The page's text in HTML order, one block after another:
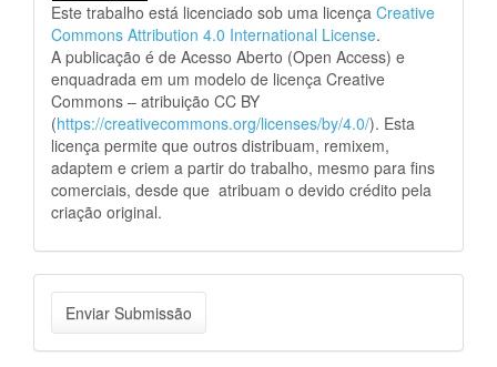
Este trabalho está licenciado sob uma licença Creative
Commons Attribution 4.0 International License.
A publicação é de Acesso Aberto (Open Access) e
enquadrada em um modelo de licença Creative
Commons – atribuição CC BY
(https://creativecommons.org/licenses/by/4.0/). Esta
licença permite que outros distribuam, remixem,
adaptem e criem a partir do trabalho, mesmo para fins
comerciais, desde que atribuam o devido crédito pela
criação original.
Enviar
Submissão
Enviar Submissão